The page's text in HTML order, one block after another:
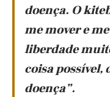
doença. O
me mover e
liberdade
coisa possível,
doença”.